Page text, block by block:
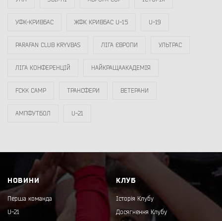
УФК-КРИВБАС ЖФК КРИВБАС U-15 U-19
PARAFAN CLUB KRYVBAS ЛІГА ЄВРОПИ УЛЬТРАС
ЛІГА КОНФЕРЕНЦІЙ НАЙКРАЩААКАДЕМІЯ
FCKK CAMP ТРАНСФЕРИ ВЕТЕРАНИ
АМПФУТБОЛ U-21
НОВИНИ
Перша команда
U-21
КЛУБ
Історія Клубу
Досягнення Клубу